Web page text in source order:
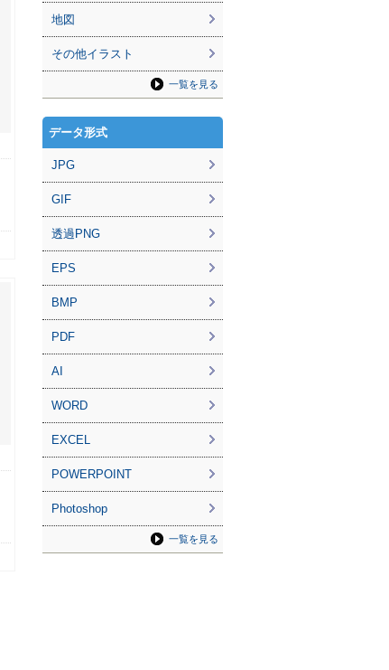
地図
その他イラスト
一覧を見る
データ形式
JPG
GIF
透過PNG
EPS
BMP
PDF
AI
WORD
EXCEL
POWERPOINT
Photoshop
一覧を見る